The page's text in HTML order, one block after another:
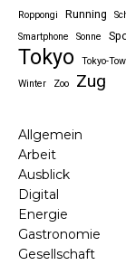
Roppongi
Running
Smartphone Sonne
Tokyo Tokyo-
Winter Zoo Zug
Allgemein
Arbeit
Ausblick
Digital
Energie
Gastronomie
Gesellschaft